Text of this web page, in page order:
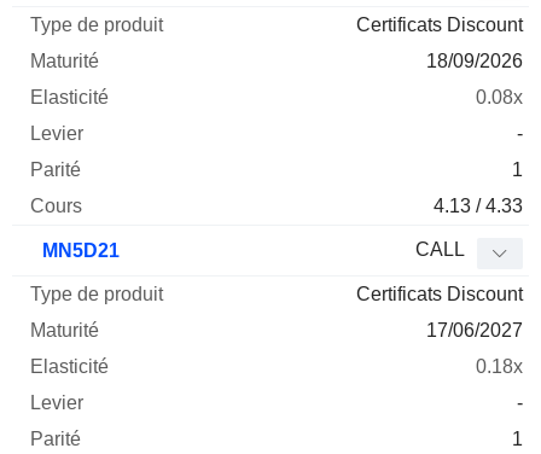
Certificats Discount
18/09/2026
0.08x
-
1
4.13 / 4.33
MN5D21 CALL
Certificats Discount
17/06/2027
0.18x
-
1